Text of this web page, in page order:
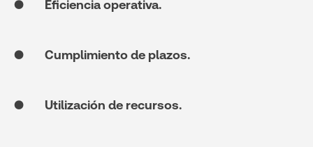
● Eficiencia operativa.
● Cumplimiento de plazos.
● Utilización de recursos.